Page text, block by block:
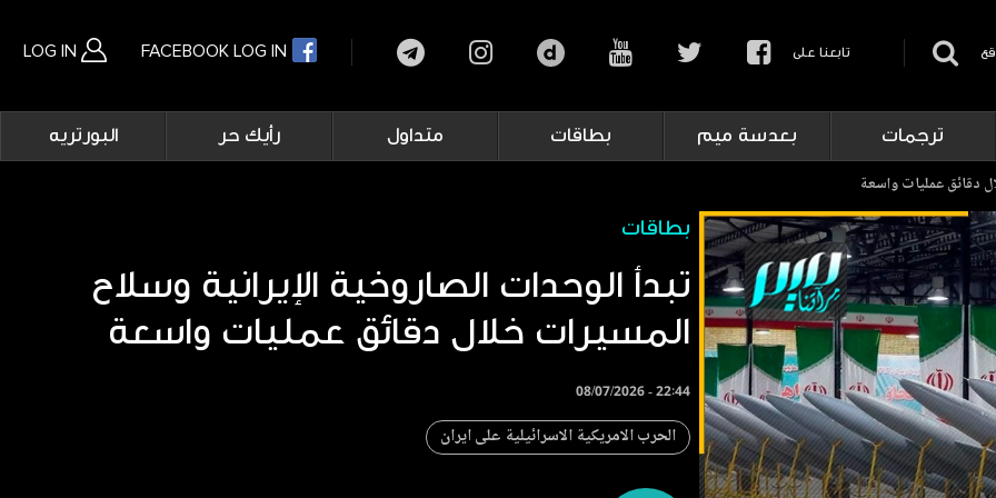
LOG IN FACEBOOK LOG IN تابعنا على
Main
navigation
ترجمات بعدسة ميم بطاقات متداول رأيك حر البورتريه
دقائق عمليات واسعة
بطاقات
تبدأ الوحدات الصاروخية الإيرانية وسلاح
المسيرات خلال دقائق عمليات واسعة
08/07/2026 - 22:44
الحرب الامريكية الاسرائيلية على ايران